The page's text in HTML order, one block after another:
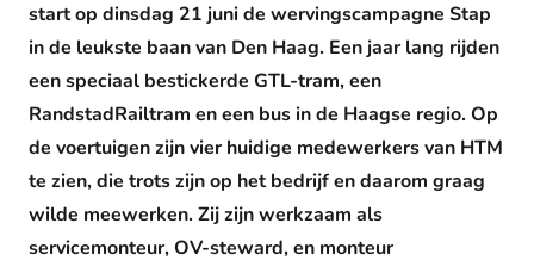
start op dinsdag 21 juni de wervingscampagne Stap
in de leukste baan van Den Haag. Een jaar lang rijden
een speciaal bestickerde GTL-tram, een
RandstadRailtram en een bus in de Haagse regio. Op
de voertuigen zijn vier huidige medewerkers van HTM
te zien, die trots zijn op het bedrijf en daarom graag
wilde meewerken. Zij zijn werkzaam als
servicemonteur, OV-steward, en monteur